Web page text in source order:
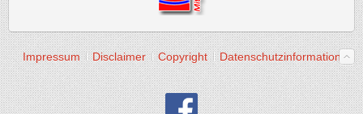
Impressum Disclaimer Copyright Datenschutzinformation